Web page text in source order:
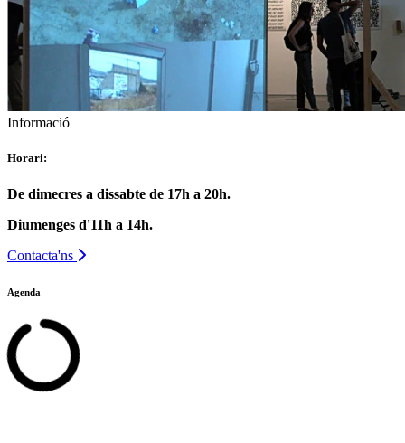
Informació
Horari:
De dimecres a dissabte de 17h a 20h.
Diumenges d'11h a 14h.
Contacta'ns
Agenda